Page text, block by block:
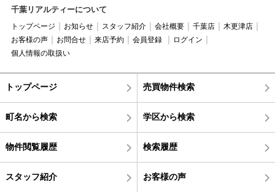
千葉リアルティーについて
トップページ お知らせ スタッフ紹介 会社概要 千葉店
木更津店
お客様の声
お問合せ 来店予約 会員登録
ログイン
個人情報の取扱い
トップページ 売買物件検索
町名から検索 学区から検索
物件閲覧履歴 検索履歴
スタッフ紹介 お客様の声